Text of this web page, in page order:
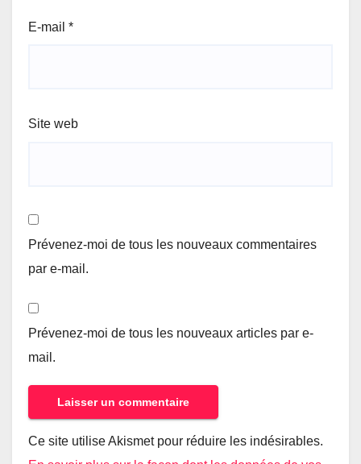
E-mail *
Site web
Prévenez-moi de tous les nouveaux commentaires
par e-mail.
Prévenez-moi de tous les nouveaux articles par e-
mail.
Ce site utilise Akismet pour réduire les indésirables.